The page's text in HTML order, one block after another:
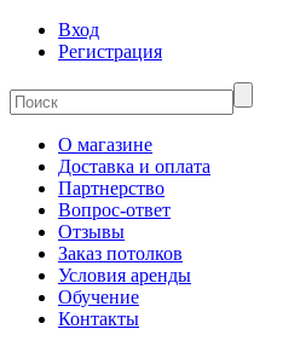
Вход
Регистрация
О магазине
Доставка и оплата
Партнерство
Вопрос-ответ
Отзывы
Заказ потолков
Условия аренды
Обучение
Контакты